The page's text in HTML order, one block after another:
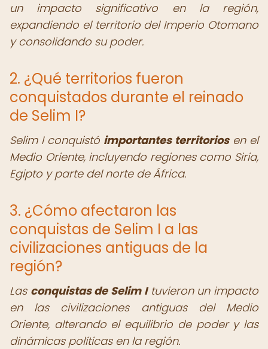
un impacto significativo en la región,
expandiendo el territorio del Imperio Otomano
y consolidando su poder.
2. ¿Qué territorios fueron
conquistados durante el reinado
de Selim I?
Selim I conquistó importantes territoriosen el
Medio Oriente, incluyendo regiones como Siria,
Egipto y parte del norte de África.
3. ¿Cómo afectaron las
conquistas de Selim I a las
civilizaciones antiguas de la
región?
Las conquistas de Selim Ituvieron un impacto
en las civilizaciones antiguas del Medio
Oriente, alterando el equilibrio de poder y las
dinámicas políticas en la región.